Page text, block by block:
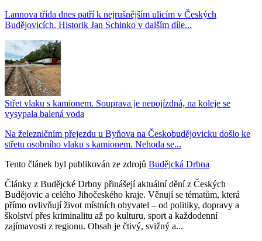
Lannova třída dnes patří k nejrušnějším ulicím v Českých
Budějovicích. Historik Jan Schinko v dalším díle...
Střet vlaku s kamionem. Souprava je nepojízdná, na koleje se
vysypala balená voda
Na železničním přejezdu u Byňova na Českobudějovicku došlo ke
střetu osobního vlaku s kamionem. Nehoda se...
Tento článek byl publikován ze zdrojů Budějcká Drbna
Články z Budějcké Drbny přinášejí aktuální dění z Českých
Budějovic a celého Jihočeského kraje. Věnují se tématům, která
přímo ovlivňují život místních obyvatel – od politiky, dopravy a
školství přes kriminalitu až po kulturu, sport a každodenní
zajímavosti z regionu. Obsah je čtivý, svižný a...